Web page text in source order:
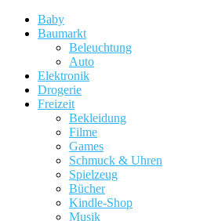
Baby
Baumarkt
Beleuchtung
Auto
Elektronik
Drogerie
Freizeit
Bekleidung
Filme
Games
Schmuck & Uhren
Spielzeug
Bücher
Kindle-Shop
Musik